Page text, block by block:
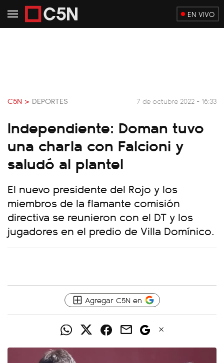
EN VIVO
C5N > DEPORTES 7 de octubre 2022 - 16:33
Independiente: Doman tuvo
una charla con Falcioni y
saludó al plantel
El nuevo presidente del Rojo y los
miembros de la flamante comisión
directiva se reunieron con el DT y los
jugadores en el predio de Villa Domínico.
Agregar C5N en